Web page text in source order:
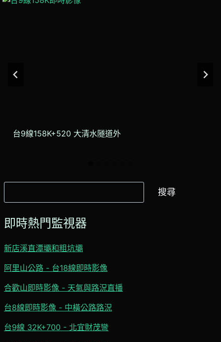
台9線158K+520 大清水隧道外
尋
搜尋
即時熱門監視器
新店溪直潭壩和粗坑壩
阿里山公路 - 台18線即時影像
合歡山即時影像 - 天氣與路況直播
台8線即時影像 - 中橫公路路況
台9線 32K+700 - 北宜財茂彎